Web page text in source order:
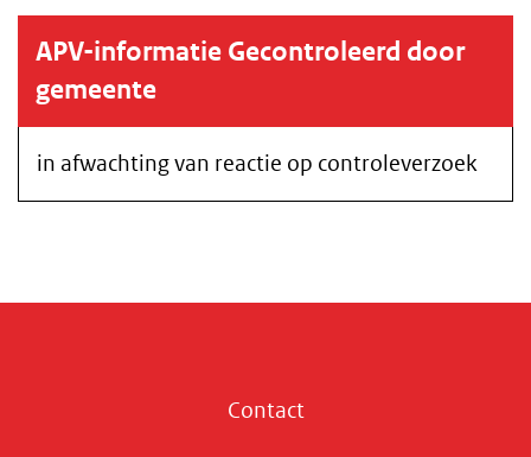
APV-informatie Gecontroleerd door
gemeente
in afwachting van reactie op controleverzoek
Contact